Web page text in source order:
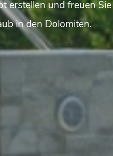
erstellen und freuen
in den Dolomiten.